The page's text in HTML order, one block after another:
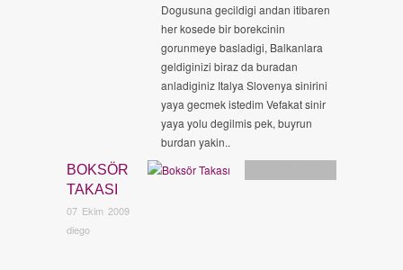
Dogusuna gecildigi andan itibaren
her kosede bir borekcinin
gorunmeye basladigi, Balkanlara
geldiginizi biraz da buradan
anladiginiz Italya Slovenya sinirini
yaya gecmek istedim Vefakat sinir
yaya yolu degilmis pek, buyrun
burdan yakin..
BOKSÖR
TAKASI
07 Ekim 2009
diego